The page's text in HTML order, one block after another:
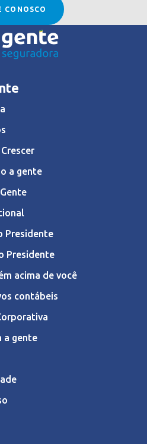
CONOSCO
a gente
Presidente
Presidente
acima de você
contábeis
a gente